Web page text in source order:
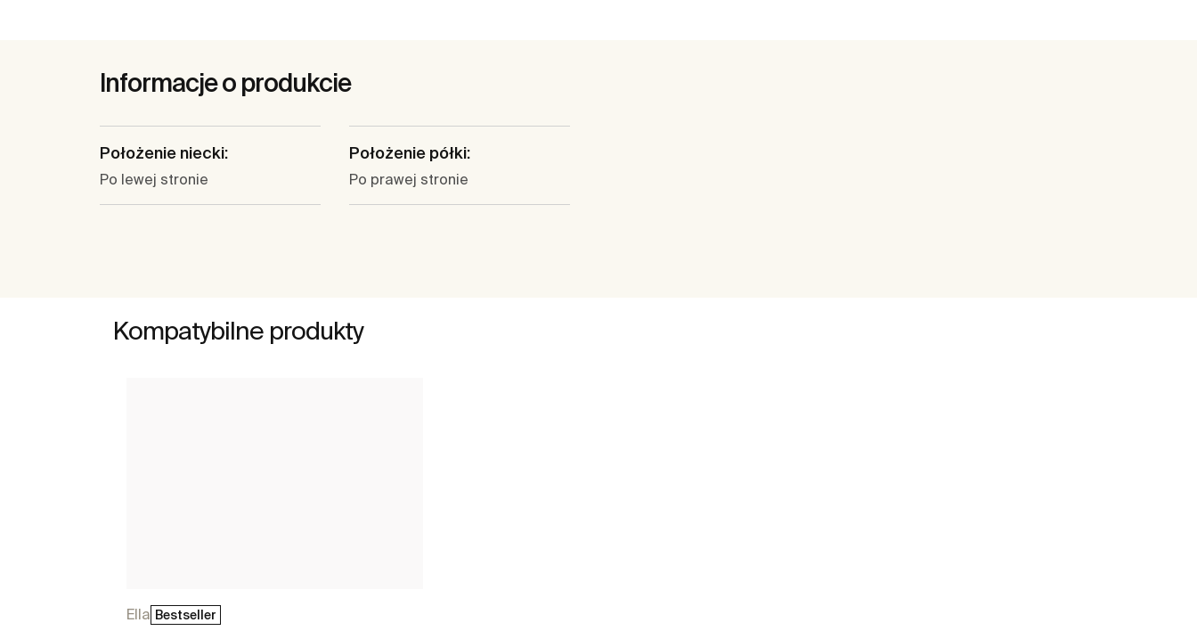
Informacje o produkcie
Położenie niecki:
Po lewej stronie
Położenie półki:
Po prawej stronie
Kompatybilne produkty
Ella Bestseller